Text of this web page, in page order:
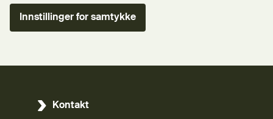
Innstillinger for samtykke
Kontakt